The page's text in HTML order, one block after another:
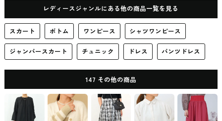
レディースジャンルにある他の商品一覧を見る
スカート ボトム ワンピース シャツワンピース
ジャンパースカート チュニック ドレス パンツドレス
147 その他の商品